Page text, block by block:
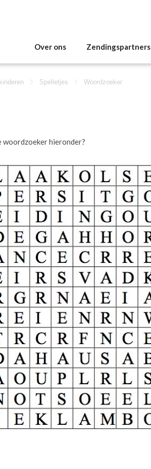
Over ons Zendingspartners
Spelletjes Woordzoeker
woordzoeker hieronder?